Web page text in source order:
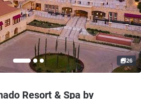
Resort & Spa by
26